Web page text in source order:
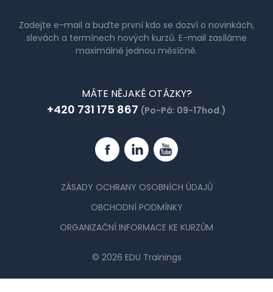
Zadejte e-mail a buďte první kdo se dozví o novinkách,
slevách a termínech nových kurzů. E-mail zasíláme
maximálně jednou měsíčně.
MÁTE NĚJAKÉ OTÁZKY?
+420 731 175 867 (Po-Pá: 09-17hod.)
FacebookLinkedinYouTube
ZÁSADY OCHRANY OSOBNÍCH ÚDAJŮ
OBCHODNÍ PODMÍNKY
ORGANIZAČNÍ INFORMACE KE KURZŮM
© 2026 EDU Trainings